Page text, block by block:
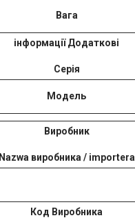
Вага
інформації Додаткові
Серія
Модель
Виробник
Nazwa виробника / importera
Код Виробника